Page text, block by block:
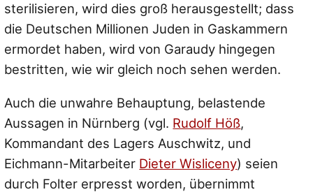
sterilisieren, wird dies groß herausgestellt; dass
die Deutschen Millionen Juden in Gaskammern
ermordet haben, wird von Garaudy hingegen
bestritten, wie wir gleich noch sehen werden.
Auch die unwahre Behauptung, belastende
Aussagen in Nürnberg (vgl. Rudolf Höß,
Kommandant des Lagers Auschwitz, und
Eichmann-Mitarbeiter Dieter Wisliceny) seien
durch Folter erpresst worden, übernimmt